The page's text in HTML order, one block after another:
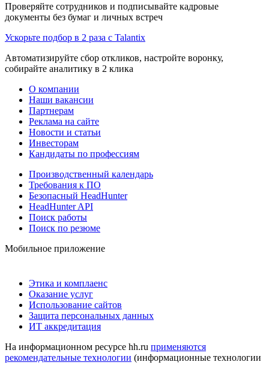
Проверяйте сотрудников и подписывайте кадровые
документы без бумаг и личных встреч
Ускорьте подбор в 2 раза с Talantix
Автоматизируйте сбор откликов, настройте воронку,
собирайте аналитику в 2 клика
О компании
Наши вакансии
Партнерам
Реклама на сайте
Новости и статьи
Инвесторам
Кандидаты по профессиям
Производственный календарь
Требования к ПО
Безопасный HeadHunter
HeadHunter API
Поиск работы
Поиск по резюме
Мобильное приложение
Этика и комплаенс
Оказание услуг
Использование сайтов
Защита персональных данных
ИТ аккредитация
На информационном ресурсе hh.ru применяются
рекомендательные технологии (информационные технологии